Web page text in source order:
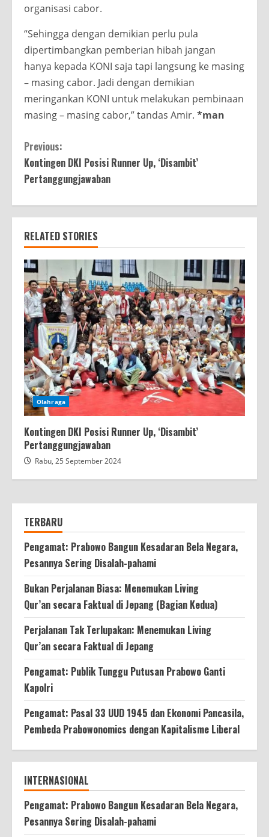
organisasi cabor.
“Sehingga dengan demikian perlu pula
dipertimbangkan pemberian hibah jangan
hanya kepada KONI saja tapi langsung ke masing
– masing cabor. Jadi dengan demikian
meringankan KONI untuk melakukan pembinaan
masing – masing cabor,” tandas Amir. *man
Continue
Reading
Previous:
Kontingen DKI Posisi Runner Up, ‘Disambit’
Pertanggungjawaban
RELATED STORIES
Olahraga
Kontingen DKI Posisi Runner Up, ‘Disambit’
Pertanggungjawaban
Rabu, 25 September 2024
TERBARU
Pengamat: Prabowo Bangun Kesadaran Bela Negara,
Pesannya Sering Disalah-pahami
Bukan Perjalanan Biasa: Menemukan Living
Qur’an secara Faktual di Jepang (Bagian Kedua)
Perjalanan Tak Terlupakan: Menemukan Living
Qur’an secara Faktual di Jepang
Pengamat: Publik Tunggu Putusan Prabowo Ganti
Kapolri
Pengamat: Pasal 33 UUD 1945 dan Ekonomi Pancasila,
Pembeda Prabowonomics dengan Kapitalisme Liberal
INTERNASIONAL
Pengamat: Prabowo Bangun Kesadaran Bela Negara,
Pesannya Sering Disalah-pahami